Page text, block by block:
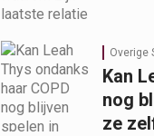
Overige
Kan
nog
ze